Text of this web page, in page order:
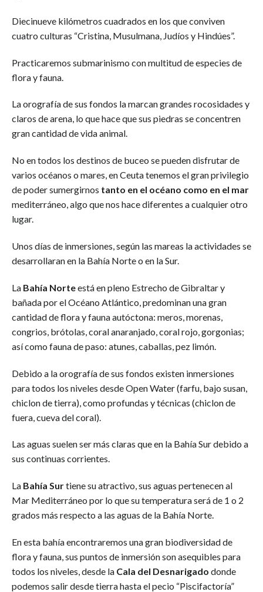
Diecinueve kilómetros cuadrados en los que conviven
cuatro culturas “Cristina, Musulmana, Judíos y Hindúes”.
Practicaremos submarinismo con multitud de especies de
flora y fauna.
La orografía de sus fondos la marcan grandes rocosidades y
claros de arena, lo que hace que sus piedras se concentren
gran cantidad de vida animal.
No en todos los destinos de buceo se pueden disfrutar de
varios océanos o mares, en Ceuta tenemos el gran privilegio
de poder sumergirnos tanto en el océano como en el mar
mediterráneo, algo que nos hace diferentes a cualquier otro
lugar.
Unos días de inmersiones, según las mareas la actividades se
desarrollaran en la Bahía Norte o en la Sur.
La Bahía Norteestá en pleno Estrecho de Gibraltar y
bañada por el Océano Atlántico, predominan una gran
cantidad de flora y fauna autóctona: meros, morenas,
congrios, brótolas, coral anaranjado, coral rojo, gorgonias;
así como fauna de paso: atunes, caballas, pez limón.
Debido a la orografía de sus fondos existen inmersiones
para todos los niveles desde Open Water (farfu, bajo susan,
chiclon de tierra), como profundas y técnicas (chiclon de
fuera, cueva del coral).
Las aguas suelen ser más claras que en la Bahía Sur debido a
sus continuas corrientes.
La Bahía Surtiene su atractivo, sus aguas pertenecen al
Mar Mediterráneo por lo que su temperatura será de 1 o 2
grados más respecto a las aguas de la Bahía Norte.
En esta bahía encontraremos una gran biodiversidad de
flora y fauna, sus puntos de inmersión son asequibles para
todos los niveles, desde la Cala del Desnarigado donde
podemos salir desde tierra hasta el pecio “Piscifactoría”